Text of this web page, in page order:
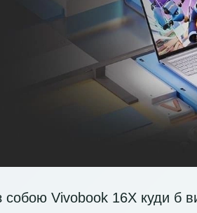
собою Vivobook 16X куди